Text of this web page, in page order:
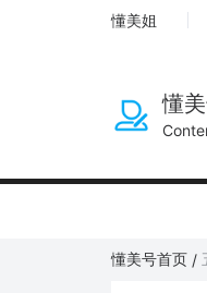
懂美姐
懂
懂美号首页 /